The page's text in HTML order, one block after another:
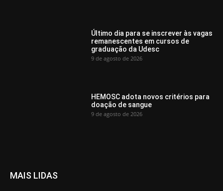
Último dia para se inscrever às vagas
remanescentes em cursos de
graduação da Udesc
9 de agosto de 2026
HEMOSC adota novos critérios para
doação de sangue
9 de agosto de 2026
MAIS LIDAS